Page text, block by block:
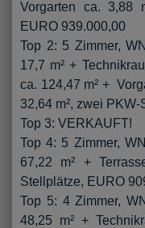
Vorgarten ca. 3,88
EURO 939.000,00
Top 2: 5 Zimmer,
17,7 m² +
ca. 124,47 m² +
32,64 m², zwei
Top 3: VERKAUFT!
Top 4: 5 Zimmer,
67,22 m² +
Stellplätze, EURO
Top 5: 4 Zimmer,
48,25 m² +